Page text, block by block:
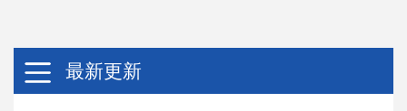
最新更新